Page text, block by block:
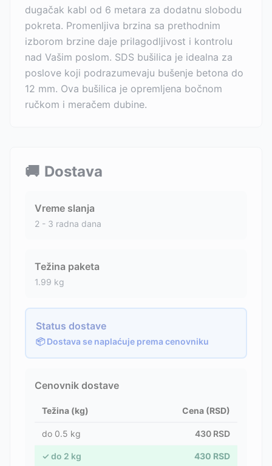
dugačak kabl od 6 metara za dodatnu slobodu
pokreta. Promenljiva brzina sa prethodnim
izborom brzine daje prilagodljivost i kontrolu
nad Vašim poslom. SDS bušilica je idealna za
poslove koji podrazumevaju bušenje betona do
12 mm. Ova bušilica je opremljena bočnom
ručkom i meračem dubine.
🚚 Dostava
Vreme slanja
2 - 3 radna dana
Težina paketa
1.99 kg
Status dostave
📦 Dostava se naplaćuje prema cenovniku
Cenovnik dostave
Težina (kg) Cena (RSD)
do 0.5 kg 430 RSD
✓ do 2 kg 430 RSD